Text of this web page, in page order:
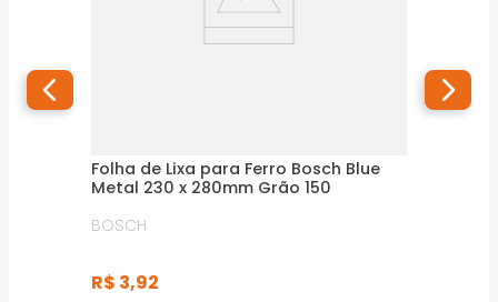
Folha de Lixa para Ferro Bosch Blue
Metal 230 x 280mm Grão 150
BOSCH
R$ 3,92